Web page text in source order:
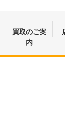
買取のご案
内